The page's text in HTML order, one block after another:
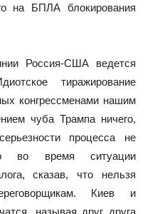
на БПЛА блокирования
Россия-США ведется
тиражирование
конгрессменами нашим
чуба Трампа ничего,
процесса не
во время ситуации
сказав, что нельзя
Киев и
называя друг друга